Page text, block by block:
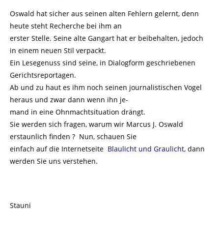
Oswald hat sicher aus seinen alten Fehlern gelernt, denn
heute steht Recherche bei ihm an
erster Stelle. Seine alte Gangart hat er beibehalten, jedoch
in einem neuen Stil verpackt.
Ein Lesegenuss sind seine, in Dialogform geschriebenen
Gerichtsreportagen.
Ab und zu haut es ihm noch seinen journalistischen Vogel
heraus und zwar dann wenn ihn je-
mand in eine Ohnmachtsituation drängt.
Sie werden sich fragen, warum wir Marcus J. Oswald
erstaunlich finden ? Nun, schauen Sie
einfach auf die Internetseite Blaulicht und Graulicht, dann
werden Sie uns verstehen.
Stauni